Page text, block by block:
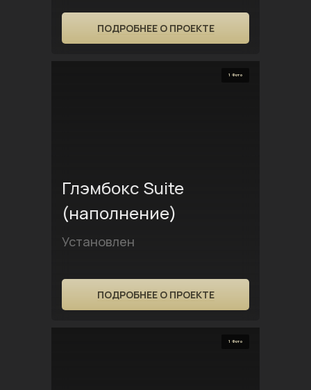
ПОДРОБНЕЕ О ПРОЕКТЕ
1 Фото
Глэмбокс Suite
(наполнение)
Установлен
ПОДРОБНЕЕ О ПРОЕКТЕ
1 Фото